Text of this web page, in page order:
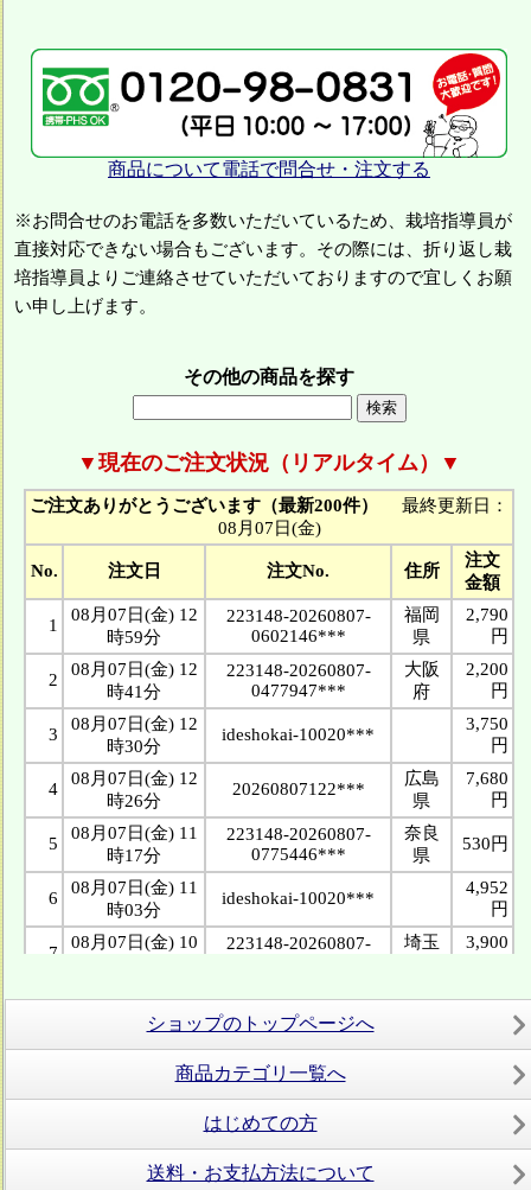
商品について電話で問合せ・注文する
※お問合せのお電話を多数いただいているため、栽培指導員が
直接対応できない場合もございます。その際には、折り返し栽
培指導員よりご連絡させていただいておりますので宜しくお願
い申し上げます。
その他の商品を探す
▼現在のご注文状況（リアルタイム）▼
ショップのトップページへ
商品カテゴリ一覧へ
はじめての方
送料・お支払方法について